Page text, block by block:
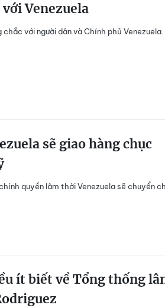
Venezuela
với người dân và Chính phủ Venezuela.
sẽ giao hàng chục
quyền lâm thời Venezuela sẽ chuyển
ít biết về Tổng thống